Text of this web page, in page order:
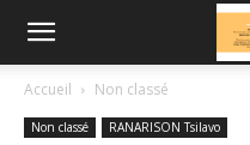
Accueil Non classé
Non classé RANARISON Tsilavo